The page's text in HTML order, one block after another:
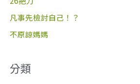
凡事先檢討自己！？
不原諒媽媽
分類